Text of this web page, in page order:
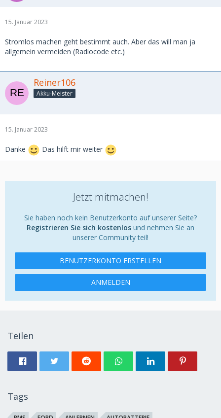
15. Januar 2023
Stromlos machen geht bestimmt auch. Aber das will man ja
allgemein vermeiden (Radiocode etc.)
Reiner106
Akku-Meister
15. Januar 2023
Danke Das hilft mir weiter
Jetzt mitmachen!
Sie haben noch kein Benutzerkonto auf unserer Seite?
Registrieren Sie sich kostenlos und nehmen Sie an
unserer Community teil!
BENUTZERKONTO ERSTELLEN
ANMELDEN
Teilen
Tags